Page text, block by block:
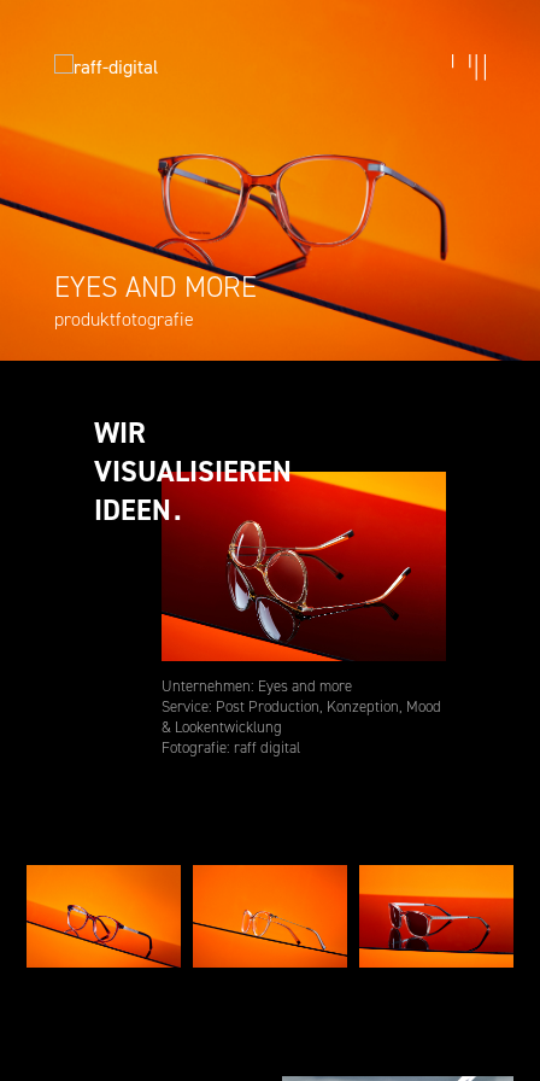
EYES AND MORE
produktfotografie
WIR
VISUALISIEREN
IDEEN
Unternehmen: Eyes and more
Service: Post Production, Konzeption, Mood
& Lookentwicklung
Fotografie: raff digital